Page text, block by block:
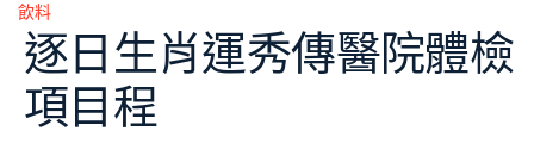
Posted
in
飲料
逐日生肖運秀傳醫院體檢
項目程